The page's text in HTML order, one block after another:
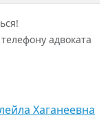
адвоката
Хаганеевна